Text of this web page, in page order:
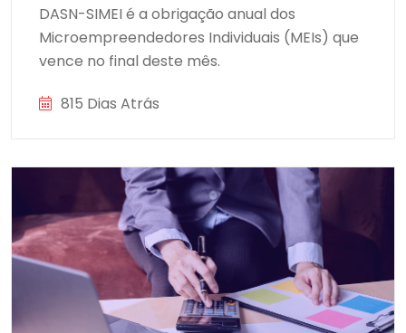
DASN-SIMEI é a obrigação anual dos
Microempreendedores Individuais (MEIs) que
vence no final deste mês.
815 Dias Atrás